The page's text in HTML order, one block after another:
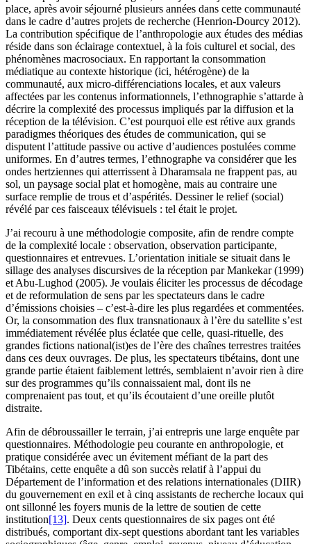
place, après avoir séjourné plusieurs années dans cette communauté
dans le cadre d’autres projets de recherche (Henrion-Dourcy 2012).
La contribution spécifique de l’anthropologie aux études des médias
réside dans son éclairage contextuel, à la fois culturel et social, des
phénomènes macrosociaux. En rapportant la consommation
médiatique au contexte historique (ici, hétérogène) de la
communauté, aux micro-différenciations locales, et aux valeurs
affectées par les contenus informationnels, l’ethnographie s’attarde à
décrire la complexité des processus impliqués par la diffusion et la
réception de la télévision. C’est pourquoi elle est rétive aux grands
paradigmes théoriques des études de communication, qui se
disputent l’attitude passive ou active d’audiences postulées comme
uniformes. En d’autres termes, l’ethnographe va considérer que les
ondes hertziennes qui atterrissent à Dharamsala ne frappent pas, au
sol, un paysage social plat et homogène, mais au contraire une
surface remplie de trous et d’aspérités. Dessiner le relief (social)
révélé par ces faisceaux télévisuels : tel était le projet.
J’ai recouru à une méthodologie composite, afin de rendre compte
de la complexité locale : observation, observation participante,
questionnaires et entrevues. L’orientation initiale se situait dans le
sillage des analyses discursives de la réception par Mankekar (1999)
et Abu-Lughod (2005). Je voulais éliciter les processus de décodage
et de reformulation de sens par les spectateurs dans le cadre
d’émissions choisies – c’est-à-dire les plus regardées et commentées.
Or, la consommation des flux transnationaux à l’ère du satellite s’est
immédiatement révélée plus éclatée que celle, quasi-rituelle, des
grandes fictions national(ist)es de l’ère des chaînes terrestres traitées
dans ces deux ouvrages. De plus, les spectateurs tibétains, dont une
grande partie étaient faiblement lettrés, semblaient n’avoir rien à dire
sur des programmes qu’ils connaissaient mal, dont ils ne
comprenaient pas tout, et qu’ils écoutaient d’une oreille plutôt
distraite.
Afin de débroussailler le terrain, j’ai entrepris une large enquête par
questionnaires. Méthodologie peu courante en anthropologie, et
pratique considérée avec un évitement méfiant de la part des
Tibétains, cette enquête a dû son succès relatif à l’appui du
Département de l’information et des relations internationales (DIIR)
du gouvernement en exil et à cinq assistants de recherche locaux qui
ont sillonné les foyers munis de la lettre de soutien de cette
institution[13]. Deux cents questionnaires de six pages ont été
distribués, comportant dix-sept questions abordant tant les variables